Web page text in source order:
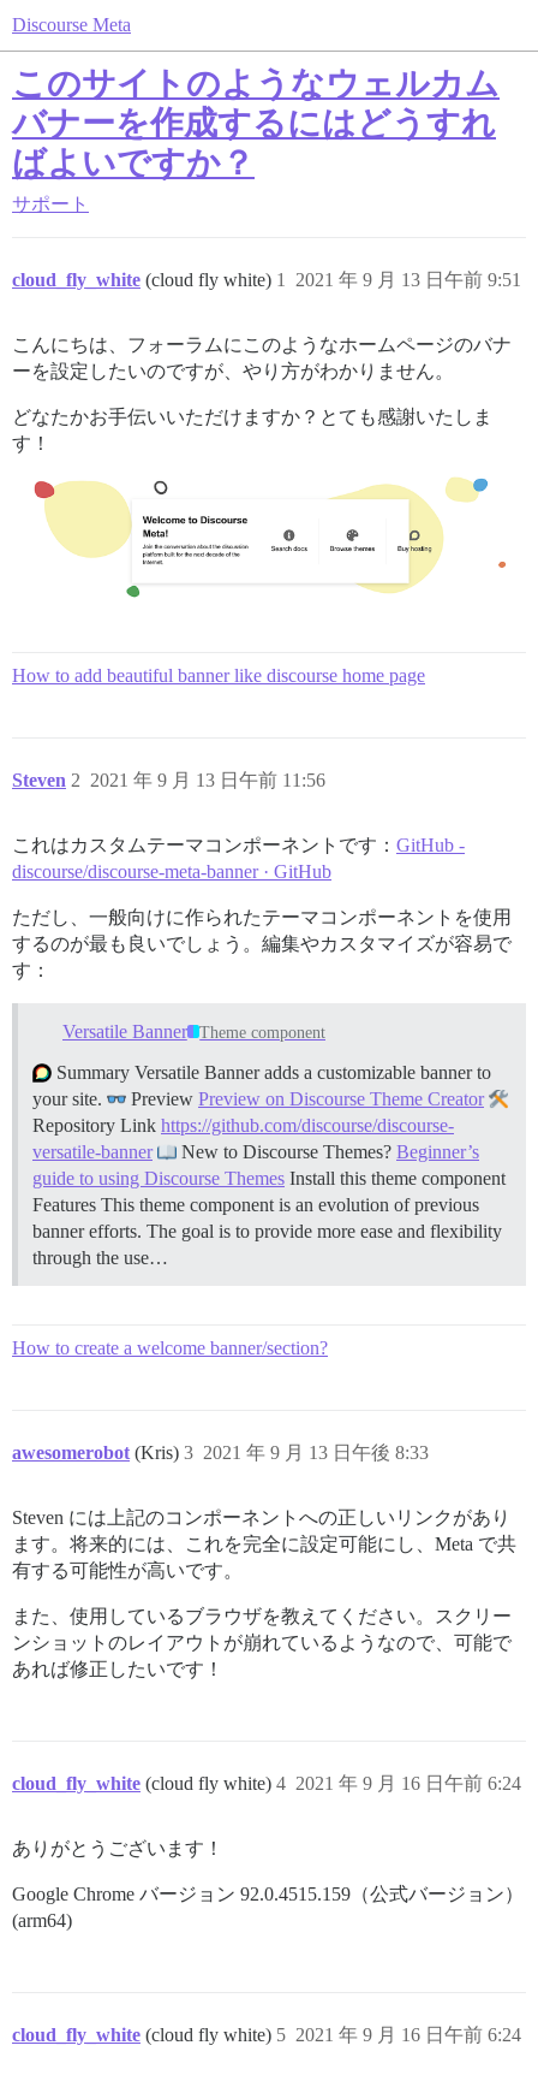
Discourse Meta
このサイトのようなウェルカム
バナーを作成するにはどうすれ
ばよいですか？
サポート
cloud_fly_white (cloud fly white) 2021 年 9 月 13 日午前 9:51
1
こんにちは、フォーラムにこのようなホームページのバナ
ーを設定したいのですが、やり方がわかりません。
どなたかお手伝いいただけますか？とても感謝いたしま
す！
How to add beautiful banner like discourse home page
Steven 2021 年 9 月 13 日午前 11:56
2
これはカスタムテーマコンポーネントです： GitHub -
discourse/discourse-meta-banner · GitHub
ただし、一般向けに作られたテーマコンポーネントを使用
するのが最も良いでしょう。編集やカスタマイズが容易で
す：
Versatile Banner Theme component
Summary Versatile Banner adds a customizable banner to
your site.
Preview Preview on Discourse Theme Creator
Repository Link https://github.com/discourse/discourse-
versatile-banner
New to Discourse Themes? Beginner’s
guide to using Discourse Themes Install this theme component
Features This theme component is an evolution of previous
banner efforts. The goal is to provide more ease and flexibility
through the use…
How to create a welcome banner/section?
awesomerobot (Kris) 2021 年 9 月 13 日午後 8:33
3
Steven には上記のコンポーネントへの正しいリンクがあり
ます。将来的には、これを完全に設定可能にし、Meta で共
有する可能性が高いです。
また、使用しているブラウザを教えてください。スクリー
ンショットのレイアウトが崩れているようなので、可能で
あれば修正したいです！
cloud_fly_white (cloud fly white) 2021 年 9 月 16 日午前 6:24
4
ありがとうございます！
Google Chrome バージョン 92.0.4515.159（公式バージョン）
(arm64)
cloud_fly_white (cloud fly white) 2021 年 9 月 16 日午前 6:24
5